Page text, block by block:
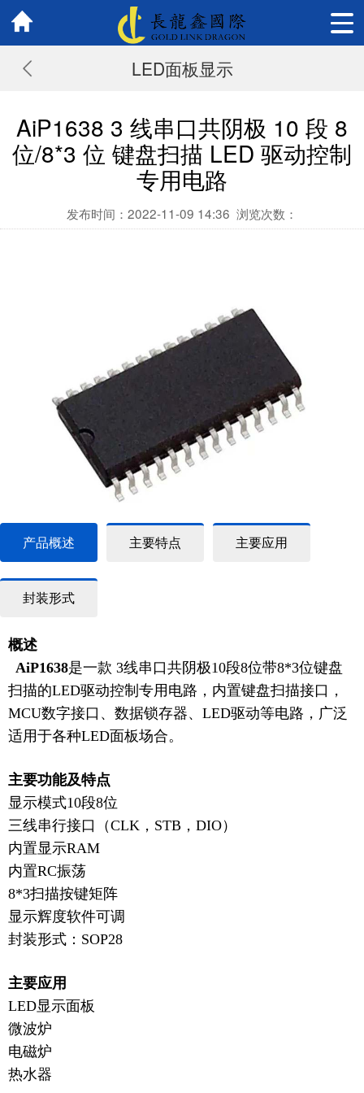
LED面板显示
AiP1638 3 线串口共阴极 10 段 8
位/8*3 位 键盘扫描 LED 驱动控制
专用电路
发布时间：2022-11-09 14:36 浏览次数：
产品概述 主要特点 主要应用
封装形式
概述
AiP1638是一款 3线串口共阴极10段8位带8*3位键盘
扫描的LED驱动控制专用电路，内置键盘扫描接口，
MCU数字接口、数据锁存器、LED驱动等电路，广泛
适用于各种LED面板场合。
主要功能及特点
显示模式10段8位
三线串行接口（CLK，STB，DIO）
内置显示RAM
内置RC振荡
8*3扫描按键矩阵
显示辉度软件可调
封装形式：SOP28
主要应用
LED显示面板
微波炉
电磁炉
热水器